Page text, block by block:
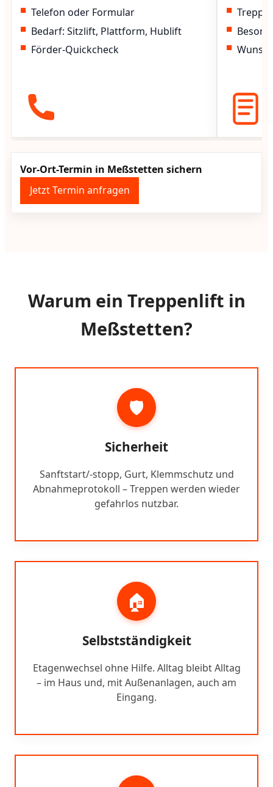
Telefon oder Formular
Bedarf: Sitzlift, Plattform, Hublift
Förder-Quickcheck
Vor-Ort-Termin in Meßstetten sichern
Jetzt Termin anfragen
Warum ein Treppenlift in
Meßstetten?
🛡️
Sicherheit
Sanftstart/-stopp, Gurt, Klemmschutz und
Abnahmeprotokoll – Treppen werden wieder
gefahrlos nutzbar.
🏠
Selbstständigkeit
Etagenwechsel ohne Hilfe. Alltag bleibt Alltag
– im Haus und, mit Außenanlagen, auch am
Eingang.